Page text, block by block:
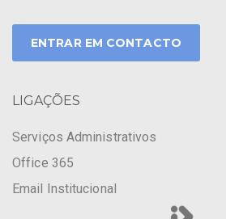
ENTRAR EM CONTACTO
LIGAÇÕES
Serviços Administrativos
Office 365
Email Institucional